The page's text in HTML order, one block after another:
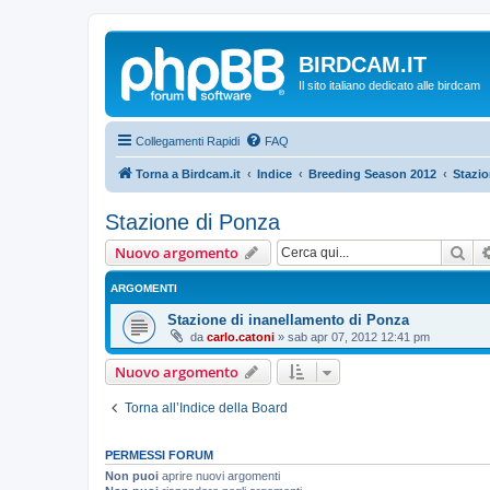
BIRDCAM.IT
Il sito italiano dedicato alle birdcam
Collegamenti Rapidi FAQ
Torna a Birdcam.it Indice Breeding Season 2012
Stazione di Ponza
Nuovo argomento
ARGOMENTI
Stazione di inanellamento di Ponza
da carlo.catoni » sab apr 07, 2012 12:41 pm
Nuovo argomento
Torna all’Indice della Board
PERMESSI FORUM
Non puoi aprire nuovi argomenti